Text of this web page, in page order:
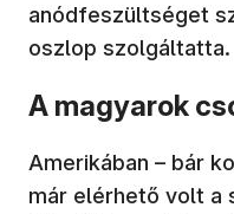
anódfeszültséget
oszlop
A magyarok
Amerikában – bár
már elérhető volt a